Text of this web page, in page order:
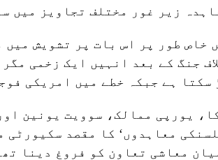
زیر غور مختلف تجاویز میں
خاص طور پر اس بات پر تشویش میں
جنگ کے بعد انہیں ایک زخمی
سکتا ہے جبکہ خطے میں امریکی
یورپی ممالک، سوویت
معاہدوں‘ کا مقصد
معاشی تعاون کو فروغ دینا